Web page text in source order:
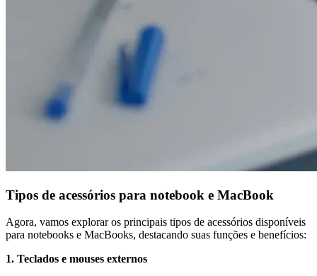
Tipos de acessórios para notebook e MacBook
Agora, vamos explorar os principais tipos de acessórios disponíveis
para notebooks e MacBooks, destacando suas funções e benefícios:
1. Teclados e mouses externos